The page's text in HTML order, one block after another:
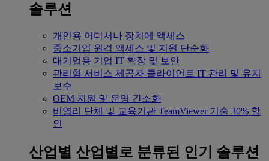
솔루션
개인용 어디서나 장치에 액세스
중소기업 원격 액세스 및 지원 단순화
대기업용 기업 IT 확장 및 보안
관리형 서비스 제공자 클라이언트 IT 관리 및 유지
보수
OEM 지원 및 운영 간소화
비영리 단체 및 교육기관 TeamViewer 기술 30% 할
인
산업별 산업별로 분류된 인기 솔루션